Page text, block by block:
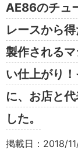
AE86のチュ
レースから
製作される
い仕上がり
に、お店と
した。
掲載日：2018/